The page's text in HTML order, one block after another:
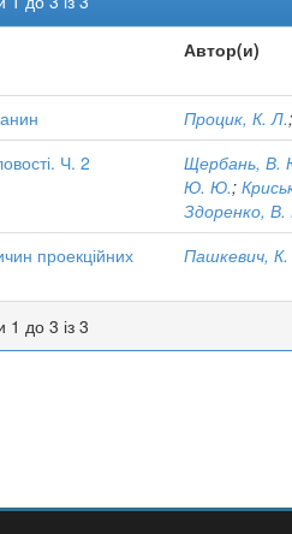
Автор(и)
Процик, К. Л.;
Ч. 2 Щербань, В.
Ю. Ю.;
Здоренко, В.
проекційних
Пашкевич, К.
1 до 3 із 3